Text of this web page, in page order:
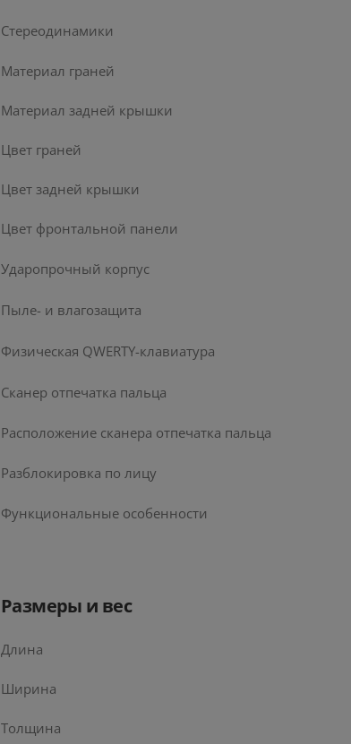
Стереодинамики
Материал граней
Материал задней крышки
Цвет граней
Цвет задней крышки
Цвет фронтальной панели
Ударопрочный корпус
Пыле- и влагозащита
Физическая QWERTY-клавиатура
Сканер отпечатка пальца
Расположение сканера отпечатка пальца
Разблокировка по лицу
Функциональные особенности
Размеры и вес
Длина
Ширина
Толщина